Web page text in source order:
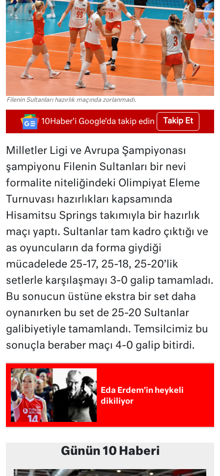
Filenin Sultanları hazırlık maçında zorlanmadı.
10Haber'i Google'da takip edin Takip Et
Milletler Ligi ve Avrupa Şampiyonası
şampiyonu Filenin Sultanları bir nevi
formalite niteliğindeki Olimpiyat Eleme
Turnuvası hazırlıkları kapsamında
Hisamitsu Springs takımıyla bir hazırlık
maçı yaptı. Sultanlar tam kadro çıktığı ve
as oyuncuların da forma giydiği
mücadelede 25-17, 25-18, 25-20’lik
setlerle karşılaşmayı 3-0 galip tamamladı.
Bu sonucun üstüne ekstra bir set daha
oynanırken bu set de 25-20 Sultanlar
galibiyetiyle tamamlandı. Temsilcimiz bu
sonuçla beraber maçı 4-0 galip bitirdi.
Eda Erdem’in heykeli
dikiliyor
Günün 10 Haberi